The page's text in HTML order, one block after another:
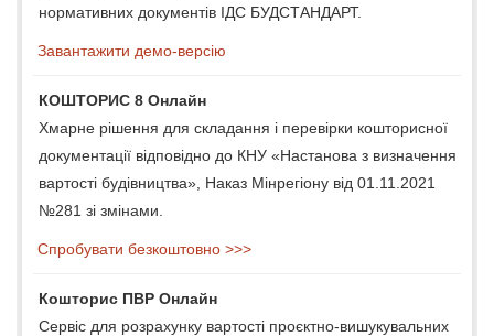
нормативних документів ІДС БУДСТАНДАРТ.
Завантажити демо-версію
КОШТОРИС 8 Онлайн
Хмарне рішення для складання і перевірки кошторисної
документації відповідно до КНУ «Настанова з визначення
вартості будівництва», Наказ Мінрегіону від 01.11.2021
№281 зі змінами.
Спробувати безкоштовно >>>
Кошторис ПВР Онлайн
Сервіс для розрахунку вартості проєктно-вишукувальних